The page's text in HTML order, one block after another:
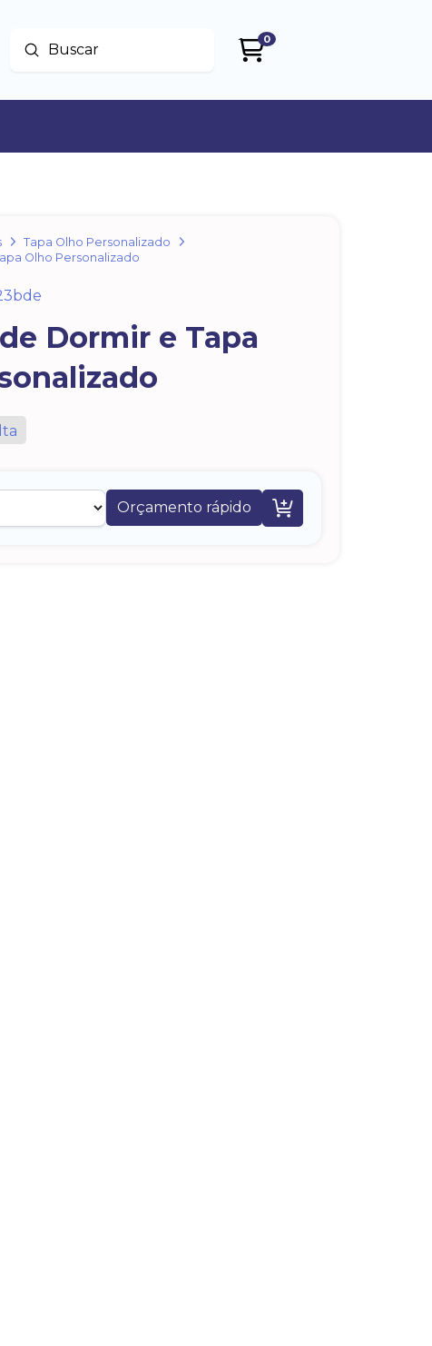
Buscar
Enviar
0
Tapa Olho Personalizado
Olho Personalizado
Dormir e Tapa
Orçamento rápido 